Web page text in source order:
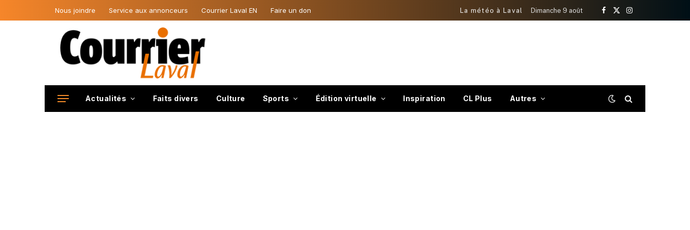
Nous joindre Service aux annonceurs Courrier Laval EN Faire un don La météo à Laval Dimanche 9 août
Facebook
X
Instagram
Actualités Faits divers Culture Sports Édition virtuelle Inspiration CL Plus Autres